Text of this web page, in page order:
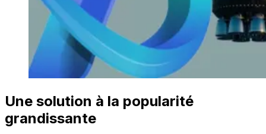
Une solution à la popularité
grandissante